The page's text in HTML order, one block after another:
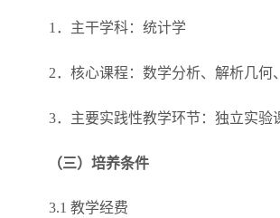
1．主干学科：统计学
2．核心课程：数学分析、解析几
3．主要实践性教学环节：独立实
（三） 培养条件
3.1 教学经费